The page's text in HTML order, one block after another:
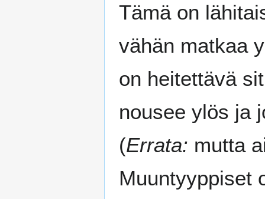
Tämä on
vähän matkaa
on heitettävä
nousee ylös ja
(Errata: mutta
Muuntyyppiset